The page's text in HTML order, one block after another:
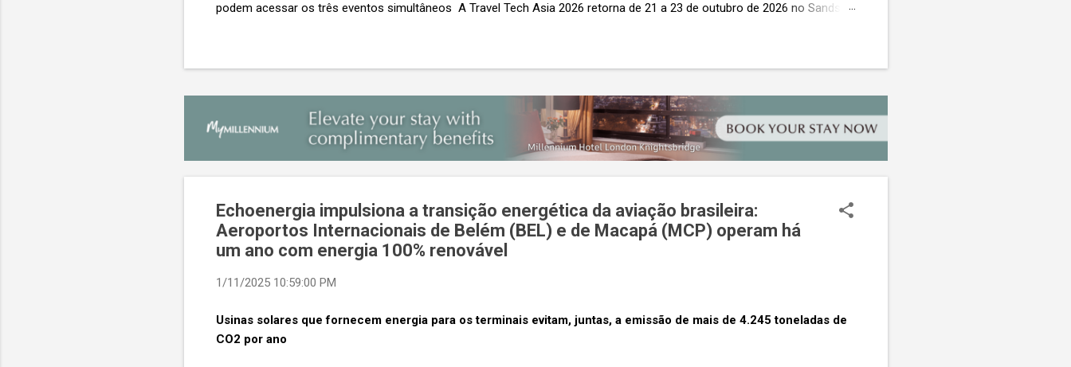
podem acessar os três eventos simultâneos A Travel Tech Asia 2026 retorna de 21 a 23 de outubro de 2026 no Sands
de importantes nomes do setor e debates sobre as principais tendências que impulsionam a próxima geração da
Echoenergia impulsiona a transição energética da aviação brasileira:
Aeroportos Internacionais de Belém (BEL) e de Macapá (MCP) operam há
um ano com energia 100% renovável
1/11/2025 10:59:00 PM
Usinas solares que fornecem energia para os terminais evitam, juntas, a emissão de mais de 4.245 toneladas de
CO2 por ano